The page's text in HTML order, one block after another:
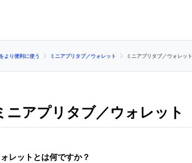
より便利に使う ミニアプリタブ／ウォレット ミニアプリタブ／ウォレット
ニアプリタブ／ウォレット
レットとは何ですか？